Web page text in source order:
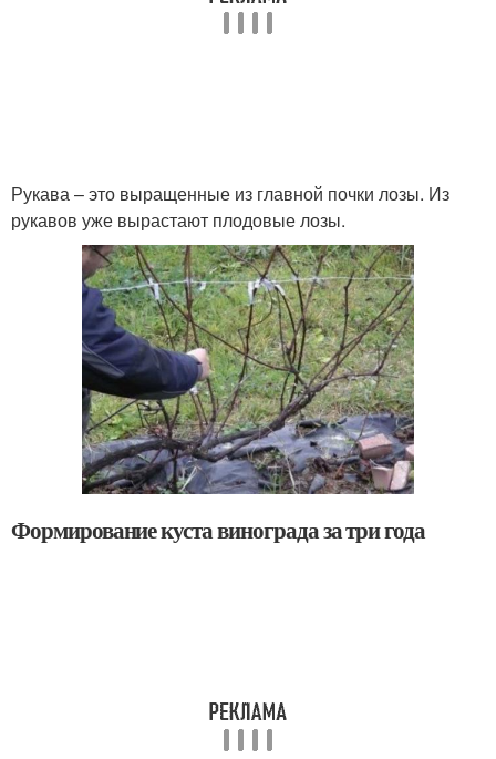
Рукава – это выращенные из главной почки лозы. Из
рукавов уже вырастают плодовые лозы.
Формирование куста винограда за три года